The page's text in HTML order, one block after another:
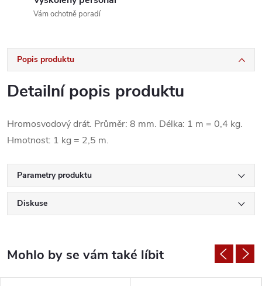
Vám ochotně poradí
Popis produktu
Detailní popis produktu
Hromosvodový drát. Průměr: 8 mm. Délka: 1 m = 0,4 kg.
Hmotnost: 1 kg = 2,5 m.
Parametry produktu
Diskuse